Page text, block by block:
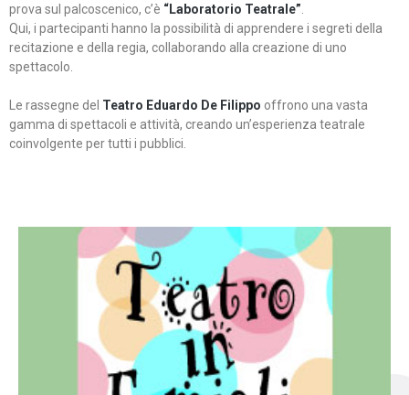
prova sul palcoscenico, c’è “Laboratorio Teatrale”
Qui, i partecipanti hanno la possibilità di apprendere i segreti della
recitazione e della regia, collaborando alla creazione di uno
spettacolo.
Le rassegne del Teatro Eduardo De Filippo offrono una vasta
gamma di spettacoli e attività, creando un’esperienza teatrale
coinvolgente per tutti i pubblici.
Teatro In Famiglia è una rassegna di teatro concepita
per far condividere e godere del teatro all’intera
famiglia.
Continua